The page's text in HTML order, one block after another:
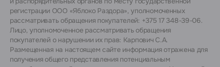
регистрации ООО «Яблоко Раздора», уполномоченных
рассматривать обращения покупателей: +375 17 348-39-06.
Лицо, уполномоченное рассматривать обращения
покупателей о нарушении их прав: Карпович С.А.
Размещенная на настоящем сайте информация отражена для
получения общего представления потенциальным